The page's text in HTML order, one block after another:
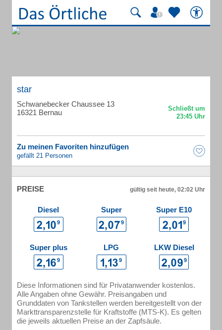
star
Schwanebecker Chaussee 13
16321 Bernau
Zu meinen Favoriten hinzufügen
gefällt 21 Personen
PREISE gültig seit heute, 02:02 Uhr
Diesel Super Super E10
Super plus LPG LKW Diesel
Diese Informationen sind für Privatanwender kostenlos.
Alle Angaben ohne Gewähr. Preisangaben und
Grunddaten von Tankstellen werden bereitgestellt von der
Markttransparenzstelle für Kraftstoffe (MTS-K). Es gelten
die jeweils aktuellen Preise an der Zapfsäule.